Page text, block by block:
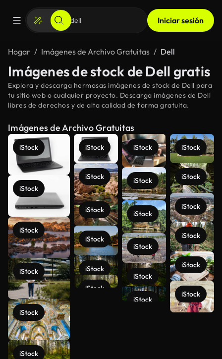
Iniciar sesión
Hogar Imágenes de Archivo Gratuitas Dell
Imágenes de stock de Dell gratis
Explora y descarga hermosas imágenes de stock de Dell para
tu sitio web o cualquier proyecto. Descarga imágenes de Dell
libres de derechos y de alta calidad de forma gratuita.
Imágenes de Archivo Gratuitas
iStock
iStock
iStock
iStock
iStock
iStock
iStock
iStock
iStock
iStock
iStock
iStock
iStock
iStock
iStock
iStock
iStock
iStock
iStock
iStock
iStock
iStock
iStock
iStock